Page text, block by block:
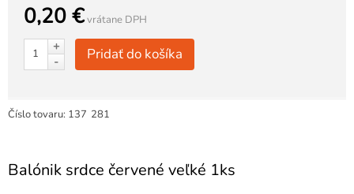
0,20 €vrátane DPH
+
-
Pridať do košíka
Číslo tovaru: 137 281
Balónik srdce červené veľké 1ks